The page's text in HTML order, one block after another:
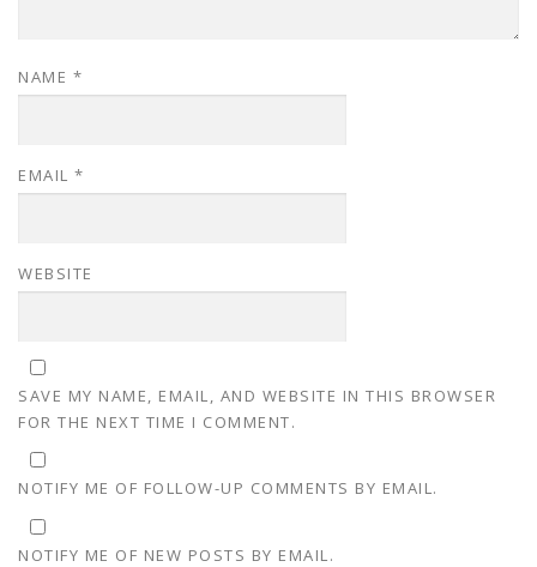
NAME *
EMAIL *
WEBSITE
SAVE MY NAME, EMAIL, AND WEBSITE IN THIS BROWSER
FOR THE NEXT TIME I COMMENT.
NOTIFY ME OF FOLLOW-UP COMMENTS BY EMAIL.
NOTIFY ME OF NEW POSTS BY EMAIL.